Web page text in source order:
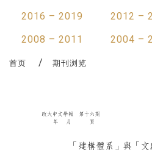
2016 – 2019
2012 –
2008 – 2011
2004 –
首页 期刊浏览